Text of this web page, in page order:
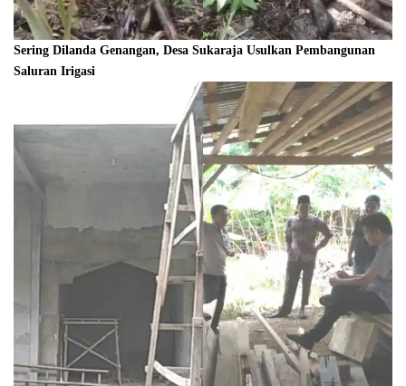
Sering Dilanda Genangan, Desa Sukaraja Usulkan Pembangunan
Saluran Irigasi